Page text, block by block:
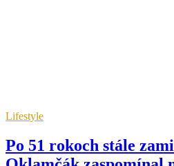
Lifestyle
Po 51 rokoch stále